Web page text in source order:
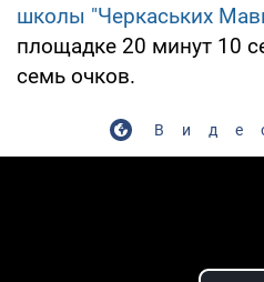
школы "Черкаських
площадке 20 минут 10
семь очков.